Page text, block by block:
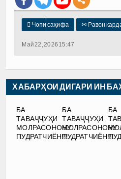
 Чопи саҳифа ✉ Равон
Май 22, 2026 15:47
ХАБАРҲОИ ДИГАРИ ИН
БА
ТАВАҶҶУҲИ
МОЛРАСОНОНУ
ПУДРАТЧИЁН!!!
БА
ТАВАҶҶУҲИ
МОЛРАСОНОНУ
ПУДРАТЧИЁН!!!
БА